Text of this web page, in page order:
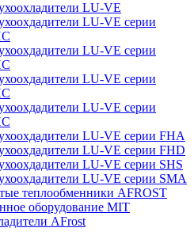
LU-VE
LU-VE серии
LU-VE серии
LU-VE серии
LU-VE серии
LU-VE серии FHA
LU-VE серии FHD
LU-VE серии SHS
LU-VE серии SMA
теплообменники AFROST
оборудование MIT
AFrost